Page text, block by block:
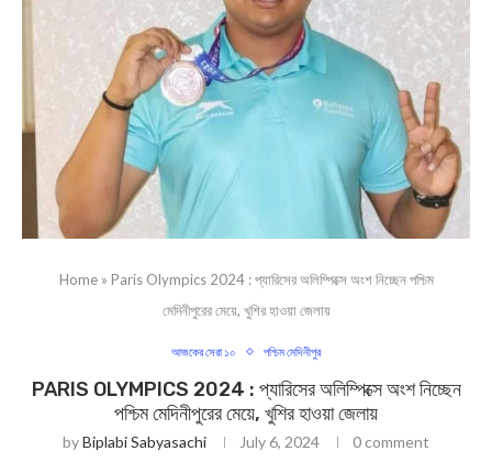
Home» Paris Olympics 2024 : প্যারিসের অলিম্পিক্সে অংশ নিচ্ছেন পশ্চিম
মেদিনীপুরের মেয়ে, খুশির হাওয়া জেলায়
আজকের সেরা ১০ পশ্চিম মেদিনীপুর
PARIS OLYMPICS 2024 : প্যারিসের অলিম্পিক্সে অংশ নিচ্ছেন
পশ্চিম মেদিনীপুরের মেয়ে, খুশির হাওয়া জেলায়
byBiplabi Sabyasachi July 6, 2024 0 comment